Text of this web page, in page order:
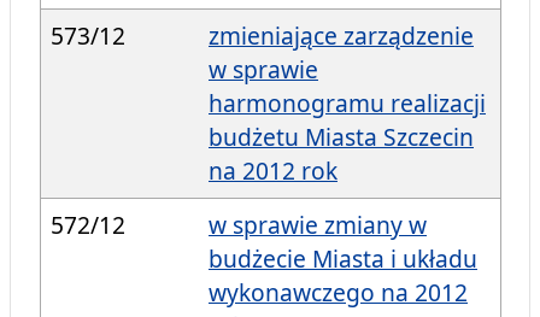
573/12
zmieniające zarządzenie
w sprawie
harmonogramu realizacji
budżetu Miasta Szczecin
na 2012 rok
572/12
w sprawie zmiany w
budżecie Miasta i układu
wykonawczego na 2012